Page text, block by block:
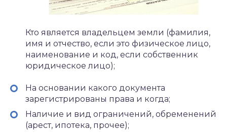
Кто является владельцем земли (фамилия,
имя и отчество, если это физическое лицо,
наименование и код, если собственник
юридическое лицо);
На основании какого документа
зарегистрированы права и когда;
Наличие и вид ограничений, обременений
(арест, ипотека, прочее);